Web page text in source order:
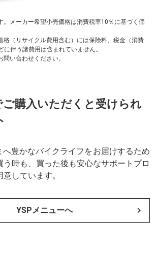
。メーカー希望小売価格は消費税率10％に基づく価
格（リサイクル費用含む）には保険料、税金（消費
に伴う諸費用は含まれていません。
い合わせください。
ご購入いただくと受けられ
へ豊かなバイクライフをお届けするため
う時も、買った後も安心なサポートプロ
しています。
YSPメニューへ